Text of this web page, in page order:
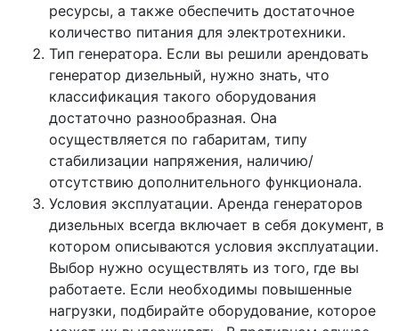
ресурсы, а также обеспечить достаточное
количество питания для электротехники.
Тип генератора. Если вы решили арендовать
генератор дизельный, нужно знать, что
классификация такого оборудования
достаточно разнообразная. Она
осуществляется по габаритам, типу
стабилизации напряжения, наличию/
отсутствию дополнительного функционала.
Условия эксплуатации. Аренда генераторов
дизельных всегда включает в себя документ, в
котором описываются условия эксплуатации.
Выбор нужно осуществлять из того, где вы
работаете. Если необходимы повышенные
нагрузки, подбирайте оборудование, которое